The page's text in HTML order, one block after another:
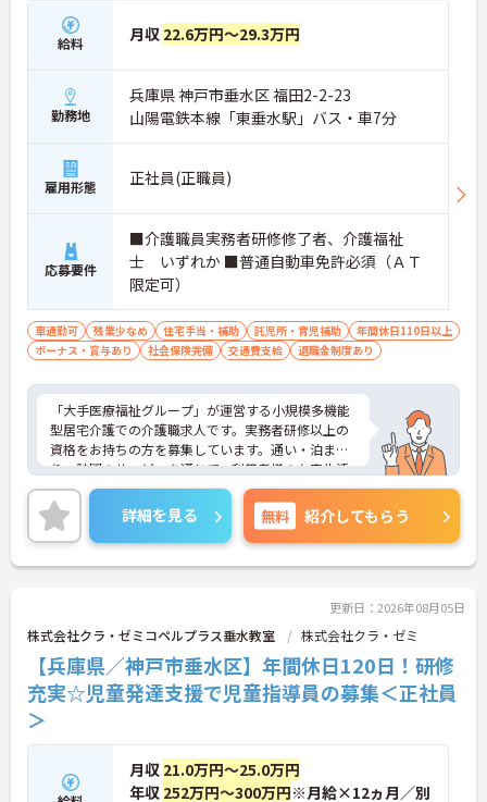
いるため、体力面での不安なく業務に集中できま
す。
職場に馴染めるまで丁寧にサポートする1on1体制が
整っています。
・月9休の基本休みに加えて夏冬の季節休暇やリフ
レッシュ休暇を取得でき、心身をしっかり休めるこ
とができます。
・産休育休の取得実績やグループ内保育園の利用補
助もあるため、子育てと両立しながら安心して働け
ます。
【充実した資格取得サポートや抜擢人事により、段
階的なキャリアアップが期待できます】
・勤務時間内での外部研修受講徹底や資格取得にか
手厚いです。
・規模の大きなグループならではの充実した研修体
制と若手の管理者登用実績があるため、将来的なキ
ャリアパスも豊富です。
【各種手当の支給など大規模グループならではの手
厚い待遇で、安定した生活基盤を築けます】
・賞与年2回に加え、実務者研修以上の資格手当や
夜勤手当などがしっかり支給され、確かな収入を得
られます。
など、生活をサポートする各種手当が充実していま
す。
給料 月収 22.6万円～29.3万円
勤務地
兵庫県 神戸市垂水区 福田2-2-23
山陽電鉄本線「東垂水駅」バス・車7分
雇用形態 正社員(正職員)
応募要件
■介護職員実務者研修修了者、介護福祉
士 いずれか ■普通自動車免許必須（ＡＴ
限定可）
車通勤可 残業少なめ 住宅手当・補助 託児所・育児補助
年間休日110日以上
ボーナス・賞与あり
社会保険完備 交通費支給 退職金制度あり
「大手医療福祉グループ」が運営する小規模多機能
型居宅介護での介護職求人です。実務者研修以上の
資格をお持ちの方を募集しています。通い・泊ま
り・訪問のサービスを通じて、利用者様の在宅生活
をきめ細やかにサポートしていただきます。こちら
の事業所は子育て世代への理解が非常に深く、グル
ープ内託児施設の利用や子の看護休暇はもちろん、
学校行事等のお休みもシフトでしっかり考慮しても
らえるのが大きな魅力です。また、「リロクラブ」
ープならではのユニークで手厚い福利厚生も整って
います。資格取得支援制度を活用して更なるスキル
アップを目指すこともでき、定年後も長く活躍でき
る安心の職場環境です。
★おすすめPOINT★
育てと両立しやすいサポート体制が万全です】
・お子様の学校行事等に合わせてシフトを考慮して
もらえるため、家庭の予定を大切にしながら働けま
詳細を見る 無料 紹介してもらう
更新日：2026年08月05日
株式会社クラ・ゼミコペルプラス垂水教室 株式会社クラ・ゼミ
【兵庫県／神戸市垂水区】年間休日120日！研修
充実☆児童発達支援で児童指導員の募集＜正社員
＞
月収 21.0万円～25.0万円
年収 252万円～300万円※月給×12ヵ月／別